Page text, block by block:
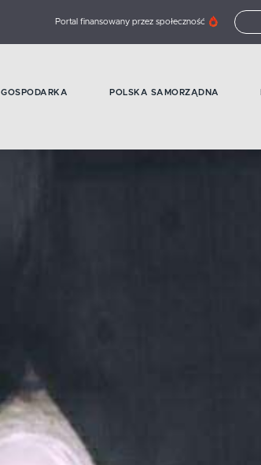
Portal finansowany przez społeczność
GOSPODARKA POLSKA SAMORZĄDNA